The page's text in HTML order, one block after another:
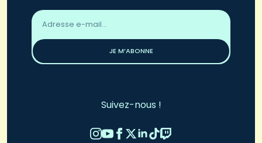
Adresse
email
JE M’ABONNE
Suivez-nous !